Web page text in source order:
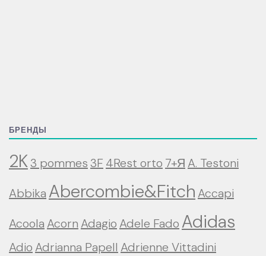
БРЕНДЫ
2K3 pommes3F 4Rest orto 7+Я A. Testoni
Abbika Abercombie&Fitch Accapi
Acoola Acorn Adagio Adele Fado Adidas
Adio Adrianna Papell Adrienne Vittadini